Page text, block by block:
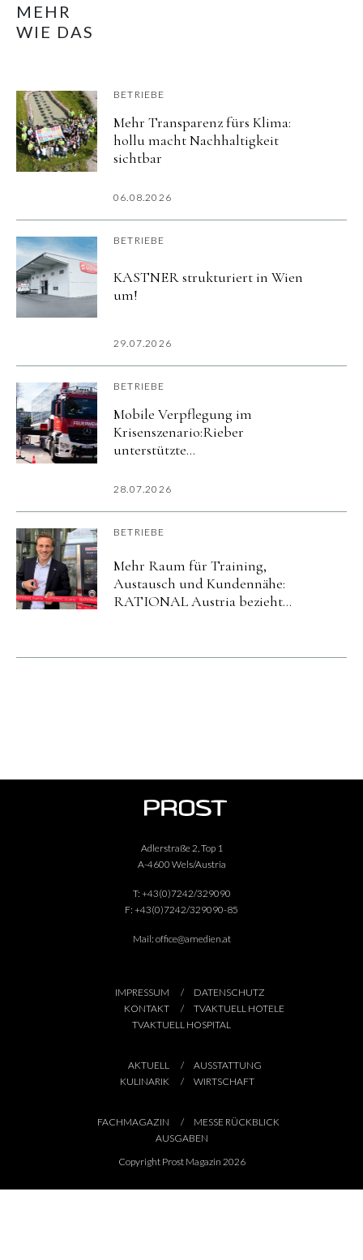
MEHR
WIE DAS
BETRIEBE
Mehr Transparenz fürs Klima:
hollu macht Nachhaltigkeit
sichtbar
06.08.2026
BETRIEBE
KASTNER strukturiert in Wien
um!
29.07.2026
BETRIEBE
Mobile Verpflegung im
Krisenszenario:Rieber
unterstützte
imurbanharbor Ludwigsburg
28.07.2026
BETRIEBE
Mehr Raum für Training,
Austausch und Kundennähe:
RATIONAL Austria bezieht
Adlerstraße 2, Top 1
A-4600 Wels/Austria
T: +43(0)7242/329090
F: +43(0)7242/329090-85
Mail: office@amedien.at
IMPRESSUM
DATENSCHUTZ
KONTAKT
TVAKTUELL HOTELE
TVAKTUELL HOSPITAL
AKTUELL
AUSSTATTUNG
KULINARIK
WIRTSCHAFT
FACHMAGAZIN
MESSE RÜCKBLICK
AUSGABEN
Copyright Prost Magazin 2026